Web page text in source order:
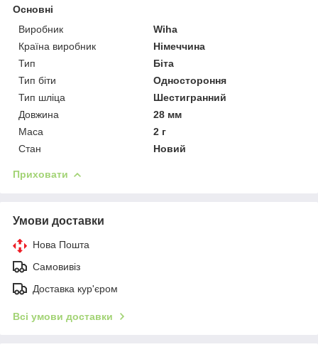
Основні
Виробник
Wiha
Країна виробник
Німеччина
Тип
Біта
Тип біти
Одностороння
Тип шліца
Шестигранний
Довжина
28 мм
Маса
2 г
Стан
Новий
Приховати
Умови доставки
Нова Пошта
Самовивіз
Доставка кур'єром
Всі умови доставки